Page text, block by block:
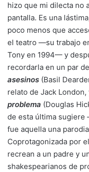
hizo que mi dilecta no
pantalla. Es una
poco menos que
el teatro —su trabajo
Tony en 1994— y
recordarla en un par
asesinos (Basil
relato de Jack London,
problema (Douglas
de esta última
fue aquella una
Coprotagonizada por
recrean a un padre y
shakespearianos de